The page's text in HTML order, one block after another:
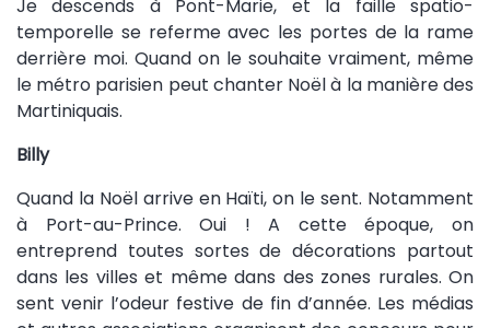
Je descends à Pont-Marie, et la faille spatio-
temporelle se referme avec les portes de la rame
derrière moi. Quand on le souhaite vraiment, même
le métro parisien peut chanter Noël à la manière des
Martiniquais.
Billy
Quand la Noël arrive en Haïti, on le sent. Notamment
à Port-au-Prince. Oui ! A cette époque, on
entreprend toutes sortes de décorations partout
dans les villes et même dans des zones rurales. On
sent venir l’odeur festive de fin d’année. Les médias